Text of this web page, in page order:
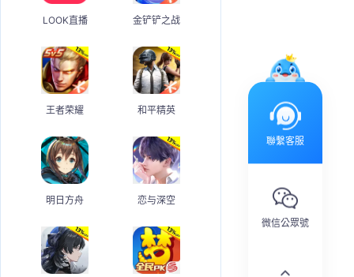
LOOK直播 金铲铲之战
王者荣耀 和平精英
明日方舟 恋与深空
聯繫客服
微信公眾號